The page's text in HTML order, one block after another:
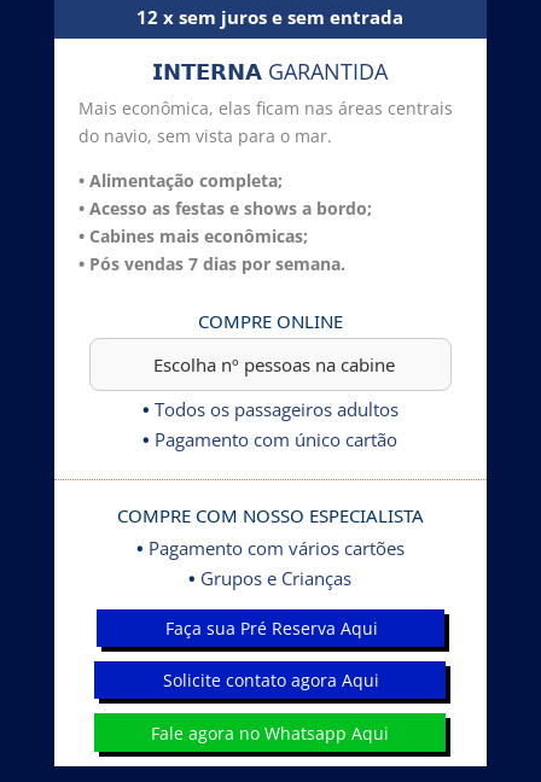
12 x sem juros e sem entrada
𝗜𝗡𝗧𝗘𝗥𝗡𝗔 GARANTIDA
Mais econômica, elas ficam nas áreas centrais
do navio, sem vista para o mar.
• Alimentação completa;
• Acesso as festas e shows a bordo;
• Cabines mais econômicas;
• Pós vendas 7 dias por semana.
COMPRE ONLINE
• Todos os passageiros adultos
• Pagamento com único cartão
COMPRE COM NOSSO ESPECIALISTA
• Pagamento com vários cartões
• Grupos e Crianças
Faça sua Pré Reserva Aqui
Solicite contato agora Aqui
Fale agora no Whatsapp Aqui